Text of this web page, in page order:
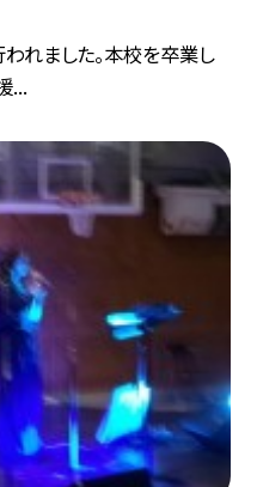
れました。本校を卒業し
...